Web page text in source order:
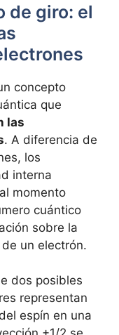
de giro: el
concepto
que
las
. A diferencia de
los
interna
momento
cuántico
sobre la
un electrón.
dos posibles
representan
espín en una